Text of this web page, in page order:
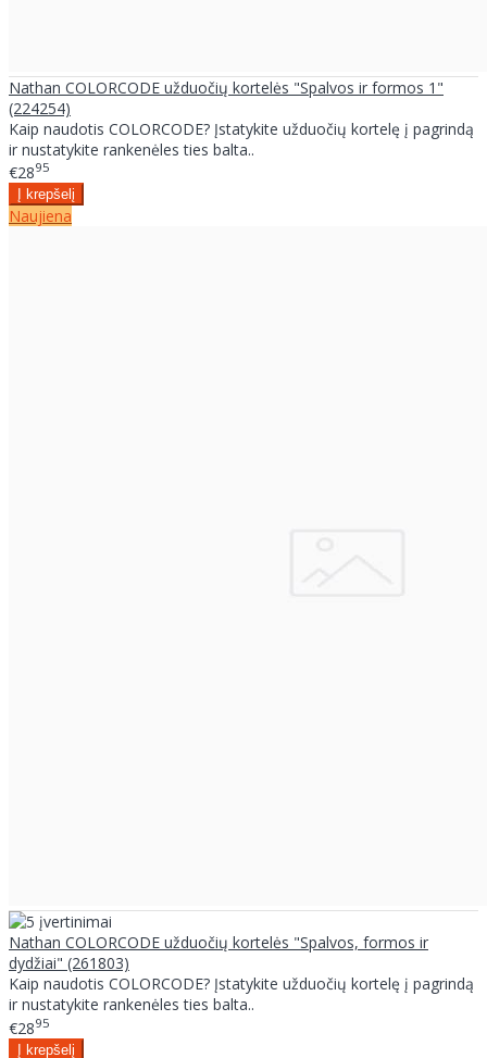
Nathan COLORCODE užduočių kortelės "Spalvos ir formos 1"
(224254)
Kaip naudotis COLORCODE? Įstatykite užduočių kortelę į pagrindą
ir nustatykite rankenėles ties balta..
€2895
Naujiena
Nathan COLORCODE užduočių kortelės "Spalvos, formos ir
dydžiai" (261803)
Kaip naudotis COLORCODE? Įstatykite užduočių kortelę į pagrindą
ir nustatykite rankenėles ties balta..
€2895